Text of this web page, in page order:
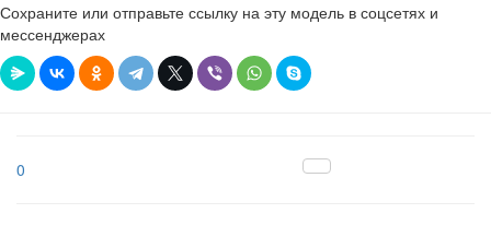
Сохраните или отправьте ссылку на эту модель в соцсетях и
мессенджерах
0